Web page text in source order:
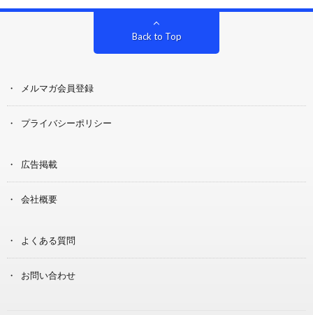
Back to Top
メルマガ会員登録
プライバシーポリシー
広告掲載
会社概要
よくある質問
お問い合わせ